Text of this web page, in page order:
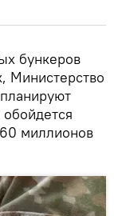
бункеров
Министерство
миллионов